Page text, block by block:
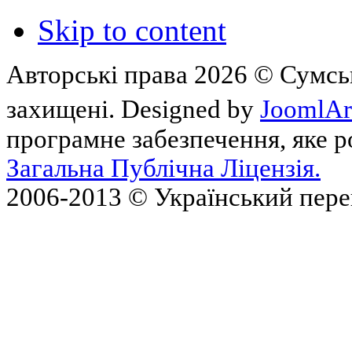
Skip to content
Авторські права 2026 ©
захищені. Designed by
програмне забезпечення, яке
Загальна Публічна Ліцензія.
2006-2013 © Український